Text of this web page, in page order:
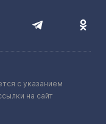
с указанием
на сайт